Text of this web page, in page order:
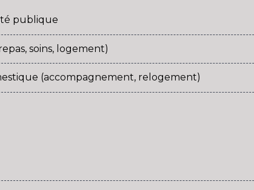
publique
soins, logement)
(accompagnement, relogement)